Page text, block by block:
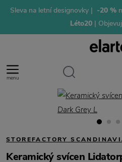
Sleva na letní designovky | -20 %
Léto20 |
menu
STOREFACTORY
Keramický svícen